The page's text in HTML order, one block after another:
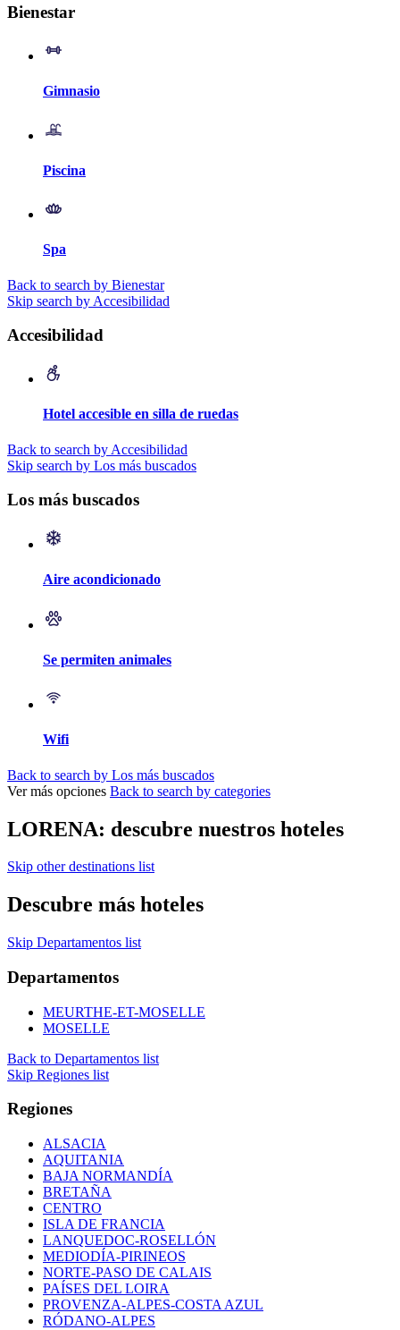
Bienestar
Gimnasio
Piscina
Spa
Back to search by Bienestar
Skip search by Accesibilidad
Accesibilidad
Hotel accesible en silla de ruedas
Back to search by Accesibilidad
Skip search by Los más buscados
Los más buscados
Aire acondicionado
Se permiten animales
Wifi
Back to search by Los más buscados
Ver más opciones Back to search by categories
LORENA: descubre nuestros hoteles
Skip other destinations list
Descubre más hoteles
Skip Departamentos list
Departamentos
MEURTHE-ET-MOSELLE
MOSELLE
Back to Departamentos list
Skip Regiones list
Regiones
ALSACIA
AQUITANIA
BAJA NORMANDÍA
BRETAÑA
CENTRO
ISLA DE FRANCIA
LANQUEDOC-ROSELLÓN
MEDIODÍA-PIRINEOS
NORTE-PASO DE CALAIS
PAÍSES DEL LOIRA
PROVENZA-ALPES-COSTA AZUL
RÓDANO-ALPES